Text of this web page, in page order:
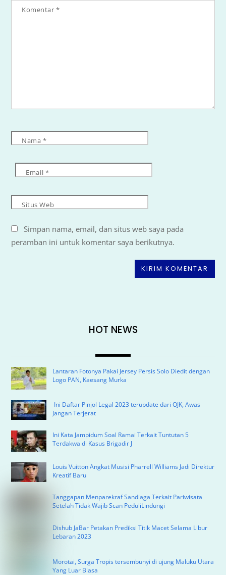
Komentar*
Nama *
Email *
Situs Web
Simpan nama, email, dan situs web saya pada
peramban ini untuk komentar saya berikutnya.
HOT NEWS
Lantaran Fotonya Pakai Jersey Persis Solo Diedit dengan
Logo PAN, Kaesang Murka
Ini Daftar Pinjol Legal 2023 terupdate dari OJK, Awas
Jangan Terjerat
Ini Kata Jampidum Soal Ramai Terkait Tuntutan 5
Terdakwa di Kasus Brigadir J
Louis Vuitton Angkat Musisi Pharrell Williams Jadi Direktur
Kreatif Baru
Tanggapan Menparekraf Sandiaga Terkait Pariwisata
Setelah Tidak Wajib Scan PeduliLindungi
Dishub JaBar Petakan Prediksi Titik Macet Selama Libur
Lebaran 2023
Morotai, Surga Tropis tersembunyi di ujung Maluku Utara
Yang Luar Biasa